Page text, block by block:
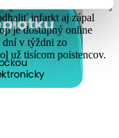
poistencom Všeobecnej
infarkt aj zápal
je dostupný online
dní v týždni zo
už tisícom poistencov.